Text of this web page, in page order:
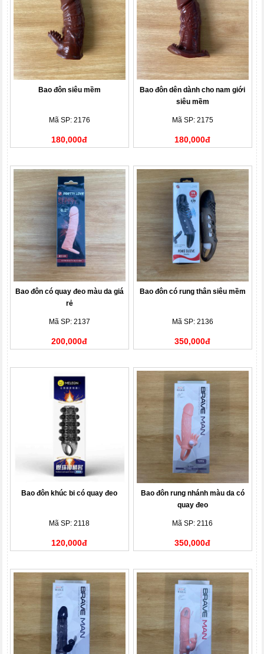
Bao đôn siêu mềm
Mã SP: 2176
180,000đ
Bao đôn dên dành cho nam giới
siêu mềm
Mã SP: 2175
180,000đ
Bao đôn có quay đeo màu da giá
rẻ
Mã SP: 2137
200,000đ
Bao đôn có rung thân siêu mềm
Mã SP: 2136
350,000đ
Bao đôn khúc bi có quay đeo
Mã SP: 2118
120,000đ
Bao đôn rung nhánh màu da có
quay đeo
Mã SP: 2116
350,000đ